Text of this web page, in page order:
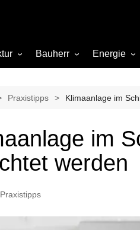
Bauherr
Beleuchtung
Materialien
Ökologisch bauen
Sanierung
Hygiene
Energie
Gas
Praxistipps Klimaanlage im
im
werden
Praxistipps